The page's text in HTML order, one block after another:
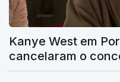
Kanye West em
cancelaram o